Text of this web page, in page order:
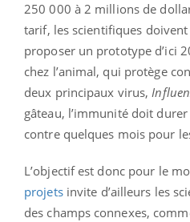
250 000 à 2 millions de
tarif, les scientifiques
proposer un prototype d’ici
chez l’animal, qui protège
deux principaux virus,
gâteau, l’immunité doit
contre quelques mois pour
L’objectif est donc pour le
projetsinvite d’ailleurs les
des champs connexes,